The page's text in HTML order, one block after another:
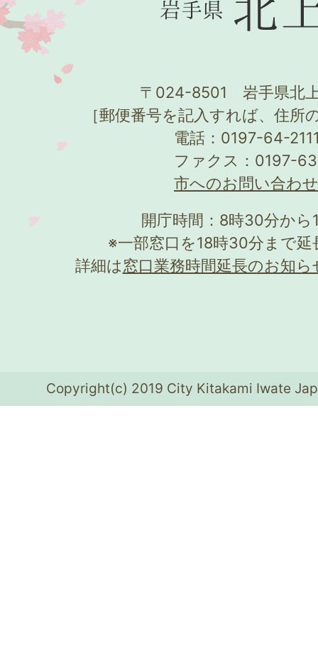
〒024-8501 岩手県北
［郵便番号を記入すれば、住所
電話：0197-64-
ファクス：0197-
市へのお問い合わ
開庁時間：8時30分か
※一部窓口を18時30分まで
詳細は窓口業務時間延長のお知ら
Copyright(c) 2019 City Kitakami Iwate